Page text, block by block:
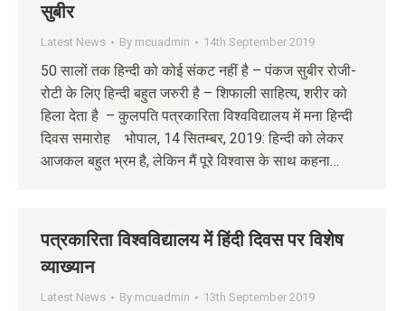
सुबीर
Latest News By mcuadmin 14th September 2019
50 सालों तक हिन्दी को कोई संकट नहीं है – पंकज सुबीर रोजी-
रोटी के लिए हिन्दी बहुत जरुरी है – शिफाली साहित्य, शरीर को
हिला देता है – कुलपति पत्रकारिता विश्वविद्यालय में मना हिन्दी
दिवस समारोह भोपाल, 14 सितम्‍बर, 2019: हिन्दी को लेकर
आजकल बहुत भ्रम है, लेकिन मैं पूरे विश्वास के साथ कहना…
पत्रकारिता विश्वविद्यालय में हिंदी दिवस पर विशेष
व्याख्यान
Latest News By mcuadmin 13th September 2019